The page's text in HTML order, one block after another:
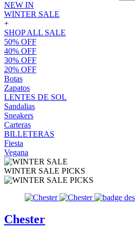
NEW IN
WINTER SALE
+
SHOP ALL SALE
50% OFF
40% OFF
30% OFF
20% OFF
Botas
Zapatos
LENTES DE SOL
Sandalias
Sneakers
Carteras
BILLETERAS
Fiesta
Vegana
WINTER SALE PICKS
Chester